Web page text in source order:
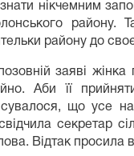
нікчемним
району.
району до
заяві
Аби її
що усе
секретар
Відтак просила